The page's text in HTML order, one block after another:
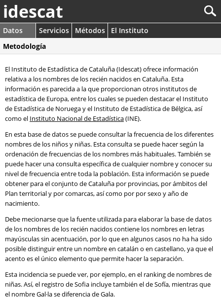
idescat
Datos Servicios Métodos
El Instituto
Metodología
El Instituto de Estadística de Cataluña (Idescat) ofrece información
relativa a los nombres de los recién nacidos en Cataluña. Esta
información es parecida a la que proporcionan otros institutos de
estadística de Europa, entre los cuales se pueden destacar el Instituto
de Estadística de Noruega y el Instituto de Estadística de Bélgica, así
como el Instituto Nacional de Estadística(INE).
En esta base de datos se puede consultar la frecuencia de los diferentes
nombres de los niños y niñas. Esta consulta se puede hacer según la
ordenación de frecuencias de los nombres más habituales. También se
puede hacer una consulta específica de cualquier nombre y conocer su
nivel de frecuencia entre toda la población. Esta información se puede
obtener para el conjunto de Cataluña por provincias, por ámbitos del
Plan territorial y por comarcas, así como por por sexo y año de
nacimiento.
Debe mecionarse que la fuente utilizada para elaborar la base de datos
de los nombres de los recién nacidos contiene los nombres en letras
mayúsculas sin acentuación, por lo que en algunos casos no ha ha sido
posible distinguir entre un nombre en catalán o en castellano, ya que el
acento es el único elemento que permite hacer la separación.
Esta incidencia se puede ver, por ejemplo, en el ranking de nombres de
niñas. Así, el registro de Sofia incluye también el de Sofía, mientras que
el nombre Gal·la se diferencia de Gala.